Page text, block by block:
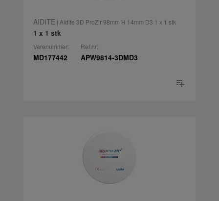
AIDITE | Aidite 3D ProZir 98mm H 14mm D3 1 x 1 stk
1 x 1 stk
Varenummer:
MD177442
Ref.nr:
APW9814-3DMD3